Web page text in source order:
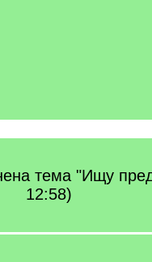
тема "Ищу
12:58)